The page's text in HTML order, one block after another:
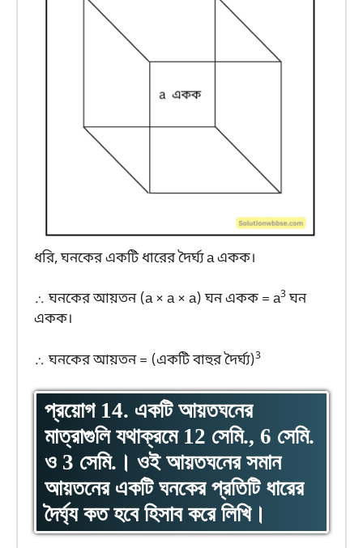
ধরি, ঘনকের একটি ধারের দৈর্ঘ্য a একক।
∴ ঘনকের আয়তন (a × a × a) ঘন একক = a3ঘন
একক।
∴ ঘনকের আয়তন = (একটি বাহুর দৈর্ঘ্য)3
প্রয়োগ 14. একটি আয়তঘনের
মাত্রাগুলি যথাক্রমে 12 সেমি., 6 সেমি.
ও 3 সেমি.। ওই আয়তঘনের সমান
আয়তনের একটি ঘনকের প্রতিটি ধারের
দৈর্ঘ্য কত হবে হিসাব করে লিখি।